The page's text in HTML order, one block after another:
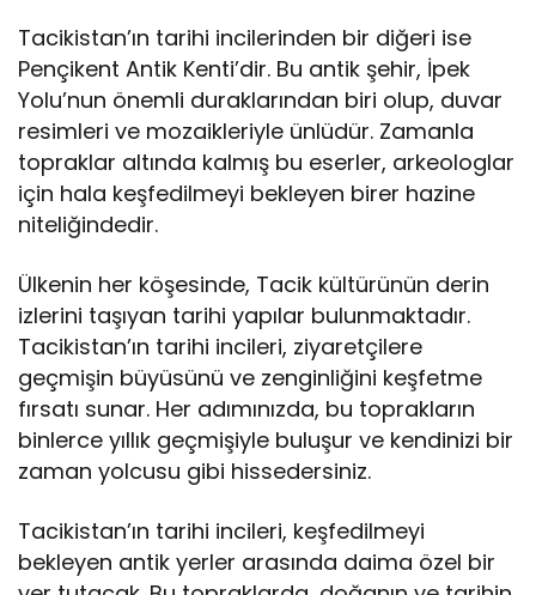
Tacikistan’ın tarihi incilerinden bir diğeri ise
Pençikent Antik Kenti’dir. Bu antik şehir, İpek
Yolu’nun önemli duraklarından biri olup, duvar
resimleri ve mozaikleriyle ünlüdür. Zamanla
topraklar altında kalmış bu eserler, arkeologlar
için hala keşfedilmeyi bekleyen birer hazine
niteliğindedir.
Ülkenin her köşesinde, Tacik kültürünün derin
izlerini taşıyan tarihi yapılar bulunmaktadır.
Tacikistan’ın tarihi incileri, ziyaretçilere
geçmişin büyüsünü ve zenginliğini keşfetme
fırsatı sunar. Her adımınızda, bu toprakların
binlerce yıllık geçmişiyle buluşur ve kendinizi bir
zaman yolcusu gibi hissedersiniz.
Tacikistan’ın tarihi incileri, keşfedilmeyi
bekleyen antik yerler arasında daima özel bir